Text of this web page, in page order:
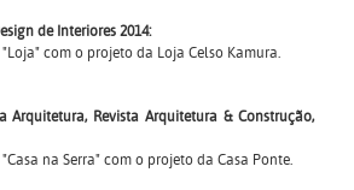
de Interiores 2014:
com o projeto da Loja Celso Kamura.
Arquitetura, Revista Arquitetura & Construção,
na Serra" com o projeto da Casa Ponte.